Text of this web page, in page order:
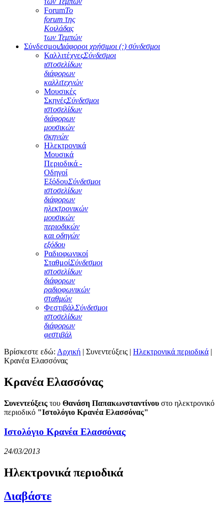
ForumΤο
forum της
Κοιλάδας
των Τεμπών
ΣύνδεσμοιΔιάφοροι χρήσιμοι (;) σύνδεσμοι
ΚαλλιτέχνεςΣύνδεσμοι
ιστοσελίδων
διάφορων
καλλιτεχνών
Μουσικές
ΣκηνέςΣύνδεσμοι
ιστοσελίδων
διάφορων
μουσικών
σκηνών
Ηλεκτρονικά
Μουσικά
Περιοδικά -
Οδηγοί
ΕξόδουΣύνδεσμοι
ιστοσελίδων
διάφορων
ηλεκτρονικών
μουσικών
περιοδικών
και οδηγών
εξόδου
Ραδιοφωνικοί
ΣταθμοίΣύνδεσμοι
ιστοσελίδων
διάφορων
ραδιοφωνικών
σταθμών
ΦεστιβάλΣύνδεσμοι
ιστοσελίδων
διάφορων
φεστιβάλ
Βρίσκεστε εδώ: Αρχική | Συνεντεύξεις | Ηλεκτρονικά περιοδικά |
Κρανέα Ελασσόνας
Κρανέα Ελασσόνας
Συνεντεύξεις του Θανάση Παπακωνσταντίνου στο ηλεκτρονικό
περιοδικό "Ιστολόγιο Κρανέα Ελασσόνας"
Ιστολόγιο Κρανέα Ελασσόνας
24/03/2013
Ηλεκτρονικά περιοδικά
Διαβάστε